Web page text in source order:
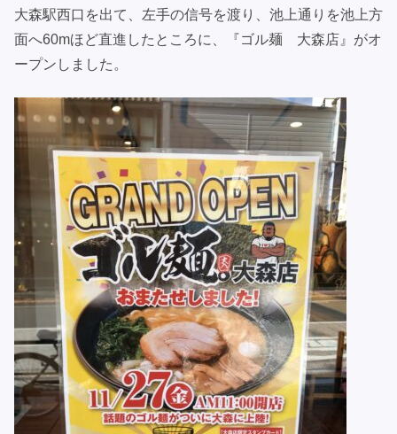
大森駅西口を出て、左手の信号を渡り、池上通りを池上方
面へ60mほど直進したところに、『ゴル麺 大森店』がオ
ープンしました。